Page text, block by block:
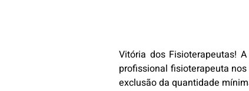
Vitória dos Fisioterapeutas!
profissional fisioterapeuta
exclusão da quantidade